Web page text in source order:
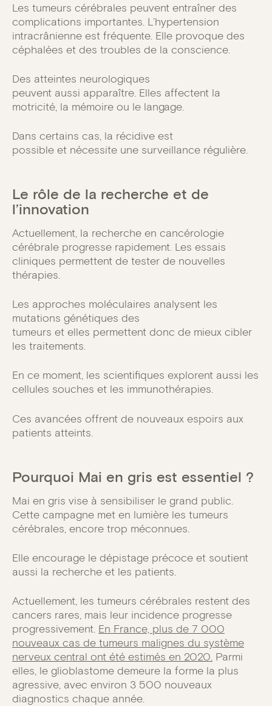
Les tumeurs cérébrales peuvent entraîner des
complications importantes. L’hypertension
intracrânienne est fréquente. Elle provoque des
céphalées et des troubles de la conscience.
Des atteintes neurologiques
peuvent aussi apparaître. Elles affectent la
motricité, la mémoire ou le langage.
Dans certains cas, la récidive est
possible et nécessite une surveillance régulière.
Le rôle de la recherche et de
l’innovation
Actuellement, la recherche en cancérologie
cérébrale progresse rapidement. Les essais
cliniques permettent de tester de nouvelles
thérapies.
Les approches moléculaires analysent les
mutations génétiques des
tumeurs et elles permettent donc de mieux cibler
les traitements.
En ce moment, les scientifiques explorent aussi les
cellules souches et les immunothérapies.
Ces avancées offrent de nouveaux espoirs aux
patients atteints.
Pourquoi Mai en gris est essentiel ?
Mai en gris vise à sensibiliser le grand public.
Cette campagne met en lumière les tumeurs
cérébrales, encore trop méconnues.
Elle encourage le dépistage précoce et soutient
aussi la recherche et les patients.
Actuellement, les tumeurs cérébrales restent des
cancers rares, mais leur incidence progresse
progressivement. En France, plus de 7 000
nouveaux cas de tumeurs malignes du système
nerveux central ont été estimés en 2020. Parmi
elles, le glioblastome demeure la forme la plus
agressive, avec environ 3 500 nouveaux
diagnostics chaque année.